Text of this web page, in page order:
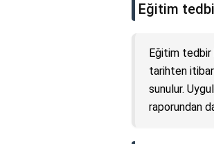
Eğitim
Eğitim tedbir
tarihten
sunulur.
raporundan